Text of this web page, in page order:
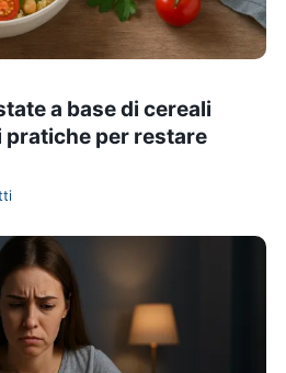
a base di cereali
per restare